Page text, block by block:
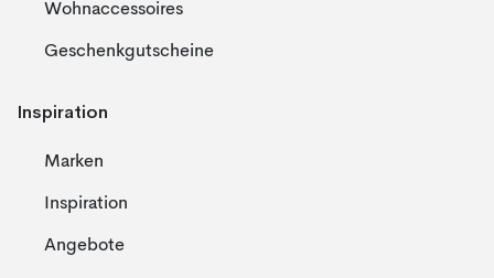
Wohnaccessoires
Geschenkgutscheine
Inspiration
Marken
Inspiration
Angebote